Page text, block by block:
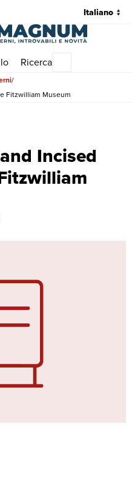
Ricerca
Fitzwilliam Museum
Incised
in the Fitzwilliam Museum |